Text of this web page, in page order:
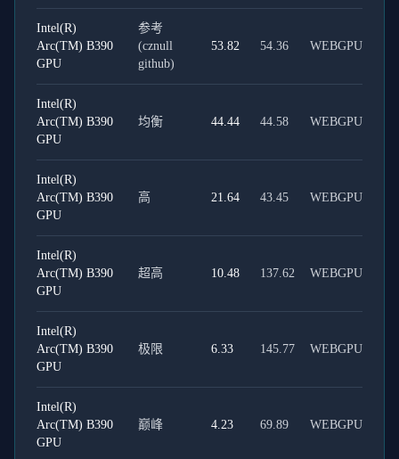
Intel(R)
Arc(TM) B390
GPU
参考
(cznull
github)
53.82 54.36 WEBGPU
Intel(R)
Arc(TM) B390
GPU
均衡 44.44 44.58 WEBGPU
Intel(R)
Arc(TM) B390
GPU
高 21.64 43.45 WEBGPU
Intel(R)
Arc(TM) B390
GPU
超高 10.48 137.62 WEBGPU
Intel(R)
Arc(TM) B390
GPU
极限 6.33 145.77 WEBGPU
Intel(R)
Arc(TM) B390
GPU
巅峰 4.23 69.89 WEBGPU